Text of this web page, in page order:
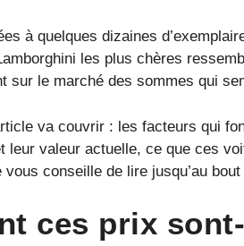
à quelques dizaines
les plus chères
sur le marché des sommes qui
va couvrir : les facteurs qui
leur valeur actuelle, ce que ces
vous conseille de lire jusqu’au
ces prix